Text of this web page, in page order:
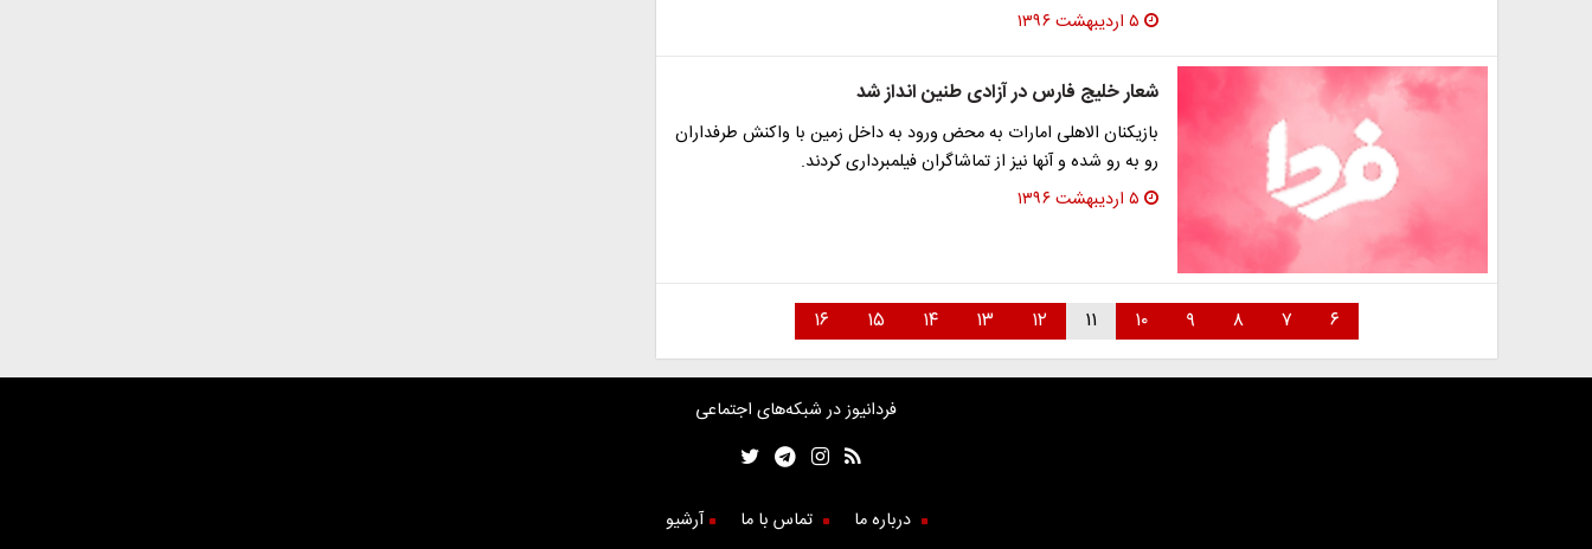
۵ اردیبهشت ۱۳۹۶
شعار خلیج فارس در آزادی طنین انداز شد
بازیکنان الاهلی امارات به محض ورود به داخل زمین با واکنش طرفداران
رو به رو شده و آنها نیز از تماشاگران فیلمبرداری کردند.
۵ اردیبهشت ۱۳۹۶
۶ ۷ ۸ ۹ ۱۰ ۱۱ ۱۲ ۱۳ ۱۴ ۱۵ ۱۶
فردانیوز در شبکه‌های اجتماعی
درباره ما تماس با ما آرشیو